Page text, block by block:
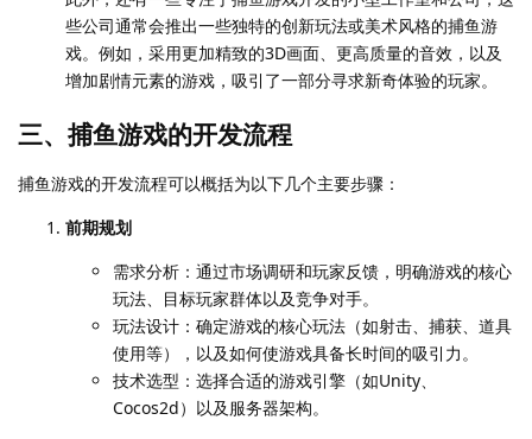
些公司通常会推出一些独特的创新玩法或美术风格的捕鱼游
戏。例如，采用更加精致的3D画面、更高质量的音效，以及
增加剧情元素的游戏，吸引了一部分寻求新奇体验的玩家。
三、捕鱼游戏的开发流程
捕鱼游戏的开发流程可以概括为以下几个主要步骤：
前期规划
需求分析：通过市场调研和玩家反馈，明确游戏的核心
玩法、目标玩家群体以及竞争对手。
玩法设计：确定游戏的核心玩法（如射击、捕获、道具
使用等），以及如何使游戏具备长时间的吸引力。
技术选型：选择合适的游戏引擎（如Unity、
Cocos2d）以及服务器架构。